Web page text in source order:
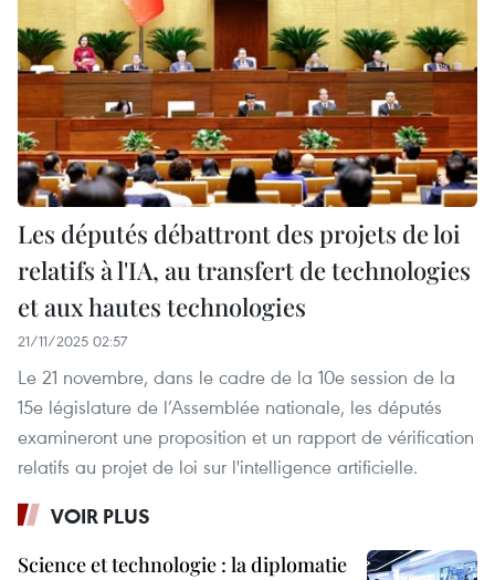
Les députés débattront des projets de loi
relatifs à l'IA, au transfert de technologies
et aux hautes technologies
21/11/2025 02:57
Le 21 novembre, dans le cadre de la 10e session de la
15e législature de l’Assemblée nationale, les députés
examineront une proposition et un rapport de vérification
relatifs au projet de loi sur l'intelligence artificielle.
VOIR PLUS
Science et technologie : la diplomatie